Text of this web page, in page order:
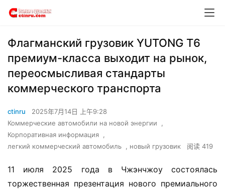
​​Флагманский грузовик YUTONG T6
премиум-класса выходит на рынок,
переосмысливая стандарты
коммерческого транспорта​​
ctinru
2025年7月14日 上午9:28
Коммерческие автомобили на новой энергии
,
Корпоративная информация
,
легкий коммерческий автомобиль
, новый грузовик 阅读 419
11 июля 2025 года в Чжэнчжоу состоялась
торжественная презентация нового премиального